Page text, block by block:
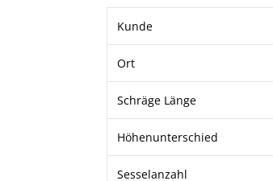
Kunde
Ort
Schräge Länge
Höhenunterschied
Sesselanzahl